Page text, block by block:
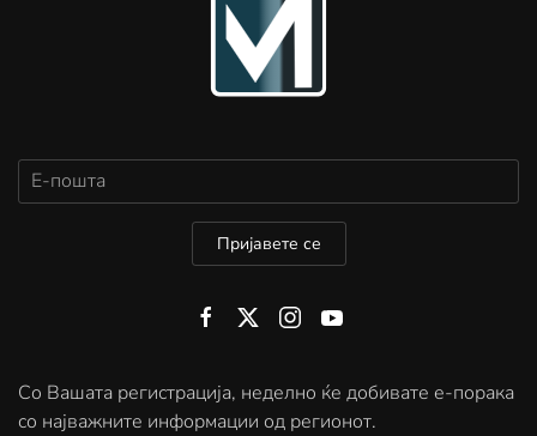
Пријавете се
Со Вашата регистрација, неделно ќе добивате е-порака
со најважните информации од регионот.